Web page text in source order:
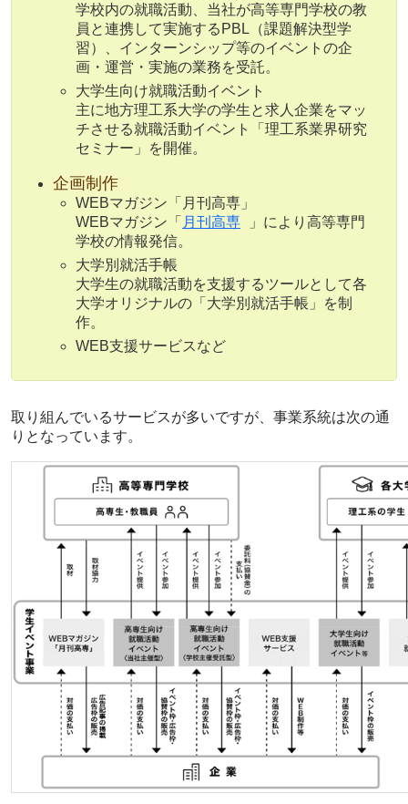
学校内の就職活動、当社が高等専門学校の教
員と連携して実施するPBL（課題解決型学
習）、インターンシップ等のイベントの企
画・運営・実施の業務を受託。
大学生向け就職活動イベント
主に地方理工系大学の学生と求人企業をマッ
チさせる就職活動イベント「理工系業界研究
セミナー」を開催。
企画制作
WEBマガジン「月刊高専」
WEBマガジン「 月刊高専
」により高等専門
学校の情報発信。
大学別就活手帳
大学生の就職活動を支援するツールとして各
大学オリジナルの「大学別就活手帳」を制
作。
WEB支援サービスなど
取り組んでいるサービスが多いですが、事業系統は次の通
りとなっています。